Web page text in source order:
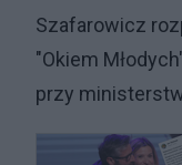
Szafarowicz
"Okiem
przy